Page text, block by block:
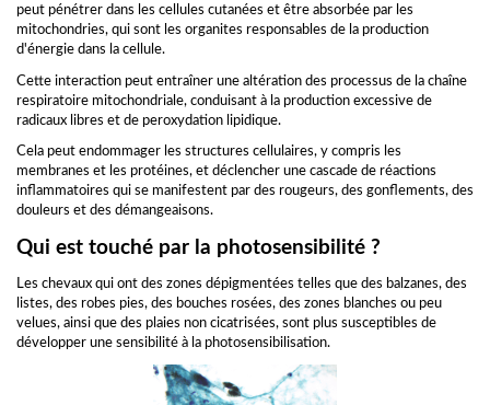
peut pénétrer dans les cellules cutanées et être absorbée par les
mitochondries, qui sont les organites responsables de la production
d'énergie dans la cellule.
Cette interaction peut entraîner une altération des processus de la chaîne
respiratoire mitochondriale, conduisant à la production excessive de
radicaux libres et de peroxydation lipidique.
Cela peut endommager les structures cellulaires, y compris les
membranes et les protéines, et déclencher une cascade de réactions
inflammatoires qui se manifestent par des rougeurs, des gonflements, des
douleurs et des démangeaisons.
Qui est touché par la photosensibilité ?
Les chevaux qui ont des zones dépigmentées telles que des balzanes, des
listes, des robes pies, des bouches rosées, des zones blanches ou peu
velues, ainsi que des plaies non cicatrisées, sont plus susceptibles de
développer une sensibilité à la photosensibilisation.